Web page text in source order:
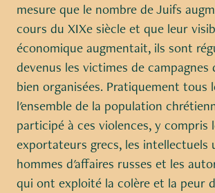
mesure que le nombre de Juifs
cours du XIXe siècle et que leur
économique augmentait, ils sont
devenus les victimes de campagnes
bien organisées. Pratiquement tous
l'ensemble de la population
participé à ces violences, y compris
exportateurs grecs, les intellectuels
hommes d'affaires russes et les
qui ont exploité la colère et la peur